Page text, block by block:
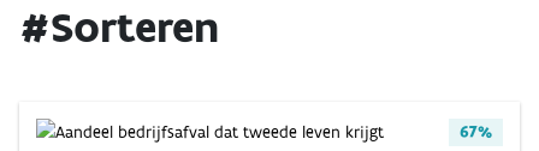
ANALYSES
BELEID
#Sorteren
67%